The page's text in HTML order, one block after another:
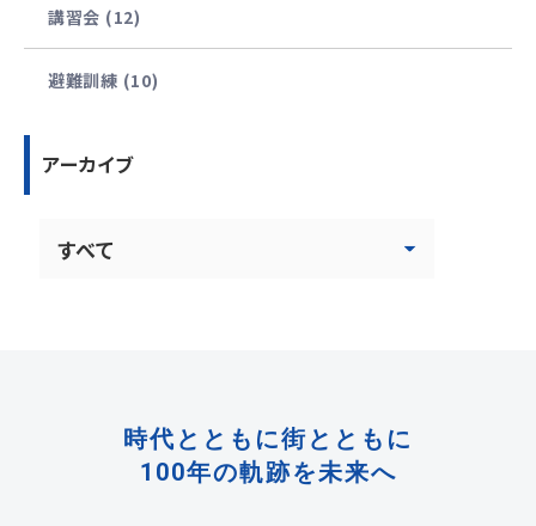
講習会 (12)
避難訓練 (10)
アーカイブ
時代とともに街とともに
100年の軌跡を未来へ